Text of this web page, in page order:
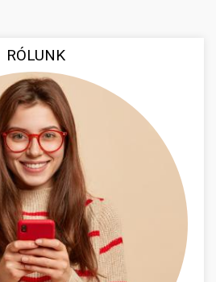
RÓLUNK